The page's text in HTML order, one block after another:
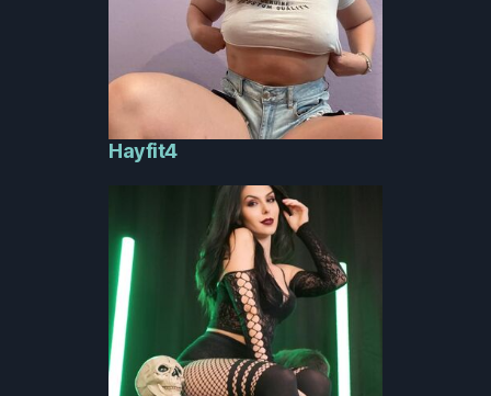
Hayfit4